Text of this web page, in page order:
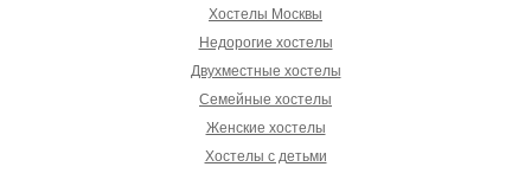
Хостелы Москвы
Недорогие хостелы
Двухместные хостелы
Семейные хостелы
Женские хостелы
Хостелы с детьми